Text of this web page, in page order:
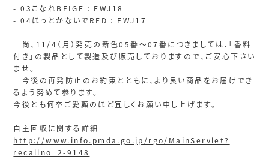
- 03こなれBEIGE : FWJ18
- 04ほっとかないでRED : FWJ17
尚、11/4（月）発売の新色05番～07番につきましては、「香料
付き」の製品として製造及び販売しておりますので、ご安心下さい
ませ。
今後の再発防止のお約束とともに、より良い商品をお届けでき
るよう努めて参ります。
今後とも何卒ご愛顧のほど宜しくお願い申し上げます。
自主回収に関する詳細
http://www.info.pmda.go.jp/rgo/MainServlet?
recallno=2-9148